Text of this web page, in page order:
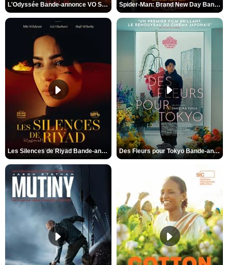
L'Odyssée Bande-annonce VO STFR Spider-Man: Brand New Day Bande-annonce VO STFR
Les Silences de Riyad Bande-annonce VO STFR Des Fleurs pour Tokyo Bande-annonce VO STFR